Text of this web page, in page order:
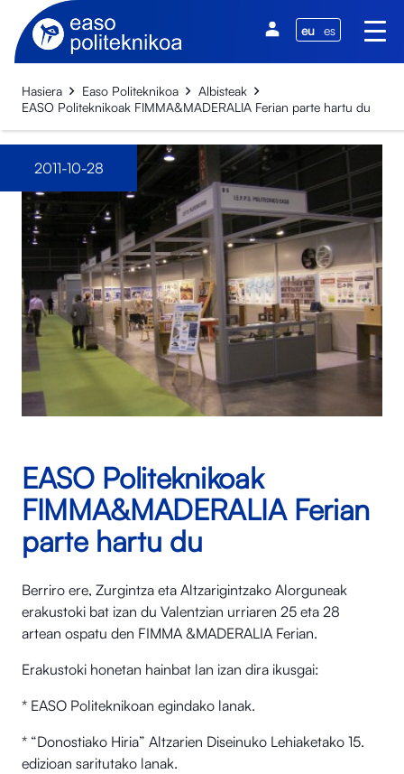
eu es
Hasiera Easo Politeknikoa
Albisteak
EASO Politeknikoak FIMMA&MADERALIA Ferian parte hartu du
2011-10-28
EASO Politeknikoak
FIMMA&MADERALIA Ferian
parte hartu du
Berriro ere, Zurgintza eta Altzarigintzako Alorguneak
erakustoki bat izan du Valentzian urriaren 25 eta 28
artean ospatu den FIMMA &MADERALIA Ferian.
Erakustoki honetan hainbat lan izan dira ikusgai:
* EASO Politeknikoan egindako lanak.
* “Donostiako Hiria” Altzarien Diseinuko Lehiaketako 15.
edizioan saritutako lanak.